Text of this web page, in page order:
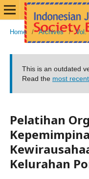
Home / Archives / Vol.
This is an outdated
Read the most
Pelatihan
Kelurahan